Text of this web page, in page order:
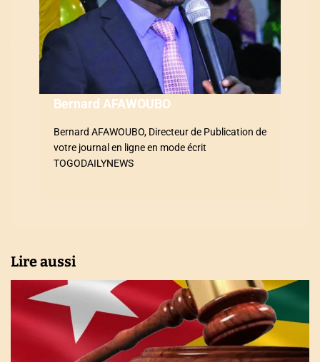
Bernard AFAWOUBO
Bernard AFAWOUBO, Directeur de Publication de
votre journal en ligne en mode écrit
TOGODAILYNEWS
Lire aussi